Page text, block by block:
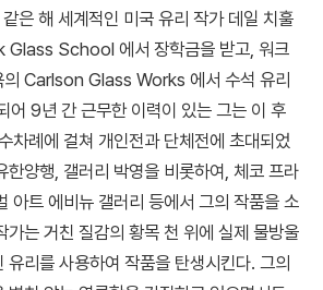
은 해 세계적인 미국 유리 작가 데일 치훌
Glass School 에서 장학금을 받고, 워크
의 Carlson Glass Works 에서 수석 유리
어 9년 간 근무한 이력이 있는 그는 이 후
차례에 걸쳐 개인전과 단체전에 초대되었
한양행, 갤러리 박영을 비롯하여, 체코 프라
아트 에비뉴 갤러리 등에서 그의 작품을 소
가는 거친 질감의 황목 천 위에 실제 물방울
유리를 사용하여 작품을 탄생시킨다. 그의